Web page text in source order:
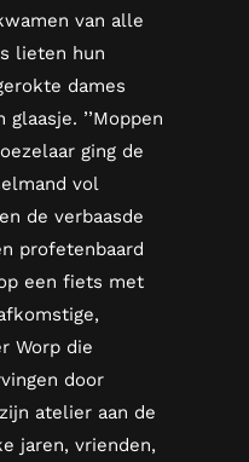
van alle
lieten hun
dames
’’Moppen
ging de
vol
de verbaasde
profetenbaard
een fiets met
Worp die
door
atelier aan de
jaren, vrienden,